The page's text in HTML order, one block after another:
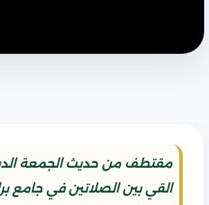
مقتطف من حديث الجمعة
القي بين الصلاتين في جامع